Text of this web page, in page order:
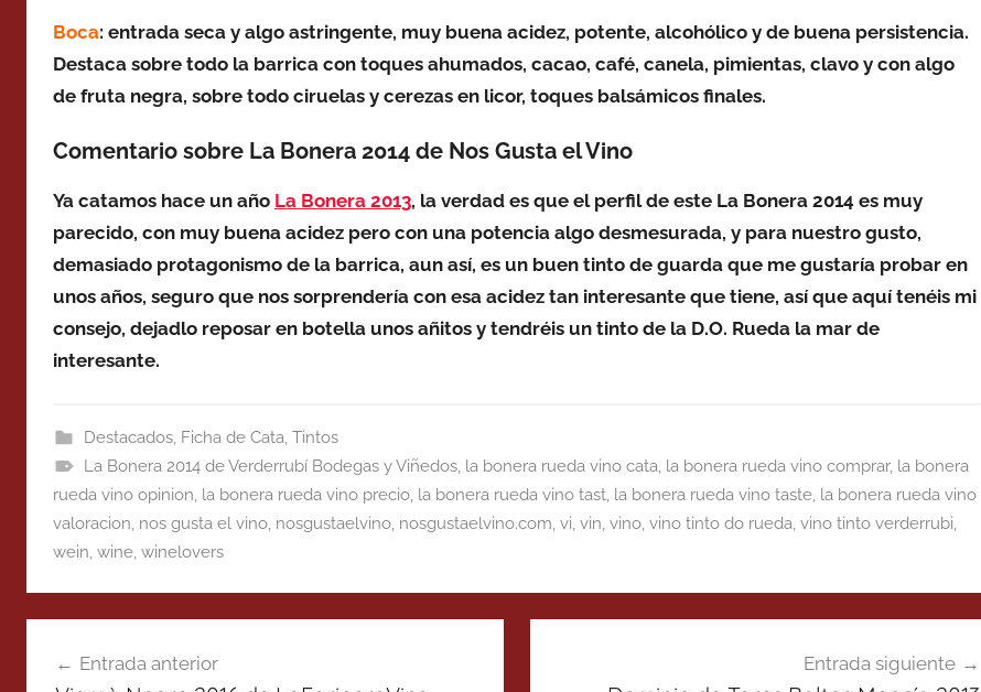
Boca: entrada seca y algo astringente, muy buena acidez, potente, alcohólico y de buena persistencia.
Destaca sobre todo la barrica con toques ahumados, cacao, café, canela, pimientas, clavo y con algo
de fruta negra, sobre todo ciruelas y cerezas en licor, toques balsámicos finales.
Comentario sobre La Bonera 2014 de Nos Gusta el Vino
Ya catamos hace un año La Bonera 2013, la verdad es que el perfil de este La Bonera 2014 es muy
parecido, con muy buena acidez pero con una potencia algo desmesurada, y para nuestro gusto,
demasiado protagonismo de la barrica, aun así, es un buen tinto de guarda que me gustaría probar en
unos años, seguro que nos sorprendería con esa acidez tan interesante que tiene, así que aquí tenéis mi
consejo, dejadlo reposar en botella unos añitos y tendréis un tinto de la D.O. Rueda la mar de
interesante.
Destacados, Ficha de Cata, Tintos
La Bonera 2014 de Verderrubí Bodegas y Viñedos, la bonera rueda vino cata, la bonera rueda vino comprar, la bonera
rueda vino opinion, la bonera rueda vino precio, la bonera rueda vino tast, la bonera rueda vino taste, la bonera rueda vino
valoracion, nos gusta el vino, nosgustaelvino, nosgustaelvino.com, vi, vin, vino, vino tinto do rueda, vino tinto verderrubi,
wein, wine, winelovers
de
Entrada anterior Entrada siguiente